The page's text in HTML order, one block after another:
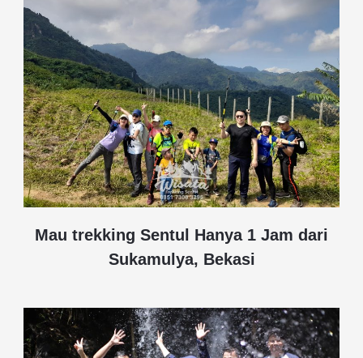
Mau trekking Sentul Hanya 1 Jam dari
Sukamulya, Bekasi